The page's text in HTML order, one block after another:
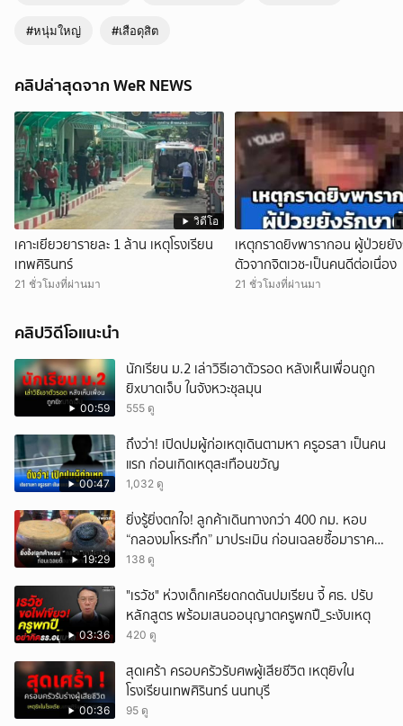
#หนุ่มใหญ่ #เสือดุสิต
คลิปล่าสุดจาก WeR NEWS
วิดีโอ
เคาะเยียวยารายละ 1 ล้าน เหตุโรงเรียน
เทพศิรินทร์
21 ชั่วโมงที่ผ่านมา
เหตุกราดยิvพารากอน ผู้ป่วยยั
ตัวจากจิตเวช-เป็นคนดีต่อเนื่อง
21 ชั่วโมงที่ผ่านมา
คลิปวิดีโอแนะนำ
00:59
นักเรียน ม.2 เล่าวิธีเอาตัวรอด หลังเห็นเพื่อนถูก
ยิxบาดเจ็บ ในจังหวะชุลมุน
555 ดู
00:47
ถึงว่า! เปิดปมผู้ก่อเหตุเดินตามหา ครูอรสา เป็นคน
แรก ก่อนเกิดเหตุสะเทือนขวัญ
1,032 ดู
19:29
ยิ่งรู้ยิ่งตกใจ! ลูกค้าเดินทางกว่า 400 กม. หอบ
“กลองมโหระทึก” มาประเมิน ก่อนเฉลยซื้อมาราคา
เท่าไหร่?
138 ดู
03:36
"เรวัช" ห่วงเด็กเครียดกดดันปมเรียน จี้ ศธ. ปรับ
หลักสูตร พร้อมเสนออนุญาตครูพกปื_ระงับเหตุ
420 ดู
00:36
สุดเศร้า ครอบครัวรับศwผู้เสียชีวิต เหตุยิvใน
โรงเรียนเทพศิรินทร์ นนทบุรี
95 ดู